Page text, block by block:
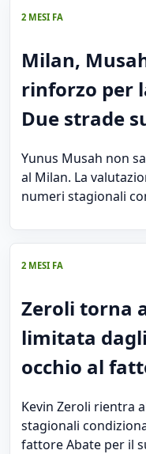
2 MESI FA
Milan,
rinforzo per
Due strade
Yunus Musah non
al Milan. La
numeri stagionali
2 MESI FA
Zeroli torna
limitata
occhio al
Kevin Zeroli rientra
stagionali
fattore Abate per il